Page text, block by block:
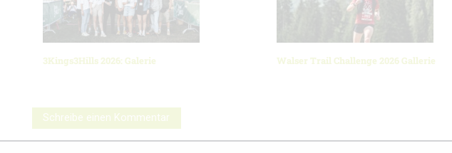
3Kings3Hills 2026: Galerie Walser Trail Challenge 2026 Gallerie
Schreibe einen Kommentar